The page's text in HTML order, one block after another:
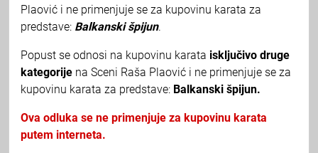
Plaović i ne primenjuje se za kupovinu karata za
predstave: Balkanski špijun.
Popust se odnosi na kupovinu karata isključivo druge
kategorije na Sceni Raša Plaović i ne primenjuje se za
kupovinu karata za predstave: Balkanski špijun.
Ova odluka se ne primenjuje za kupovinu karata
putem interneta.